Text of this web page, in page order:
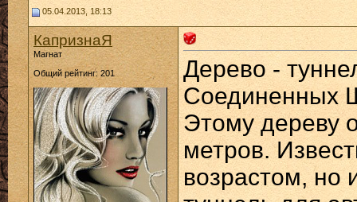
05.04.2013, 18:13
КапризнаЯ
Магнат
Общий рейтинг: 201
Дерево -
Соединенных
Этому дереву
метров.
возрастом, но